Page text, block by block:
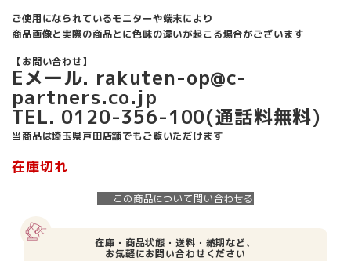
ご使用になられているモニターや端末により
商品画像と実際の商品とに色味の違いが起こる場合がございます
【お問い合わせ】
Eメール. rakuten-op@c-
partners.co.jp
TEL. 0120-356-100(通話料無料)
当商品は埼玉県戸田店舗でもご覧いただけます
在庫切れ
この商品について問い合わせる
在庫・商品状態・送料・納期など、
お気軽にお問い合わせください